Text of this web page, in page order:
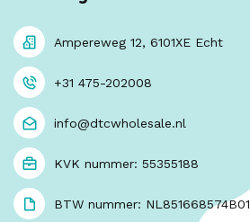
Ampereweg 12, 6101XE Echt
+31 475-202008
info@dtcwholesale.nl
KVK nummer: 55355188
BTW nummer: NL851668574B01